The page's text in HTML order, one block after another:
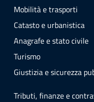
Mobilità e trasporti
Catasto e urbanistica
Anagrafe e stato civile
Turismo
Giustizia e sicurezza
Tributi, finanze e